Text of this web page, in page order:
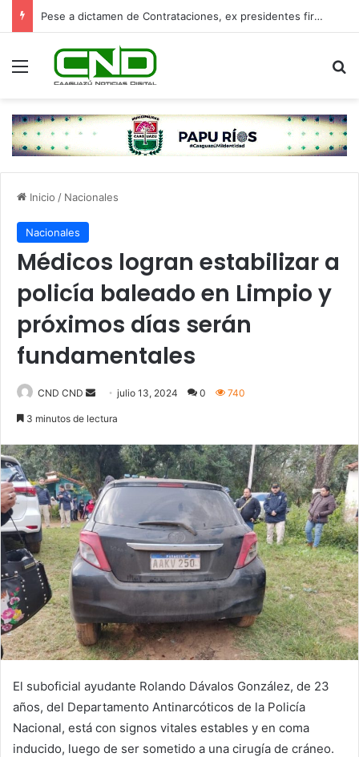
Pese a dictamen de Contrataciones, ex presidentes firmaron las adendas
Menú
Inicio / Nacionales
Nacionales
Médicos logran estabilizar a
policía baleado en Limpio y
próximos días serán
fundamentales
CND CND
Sendjulio 13, 2024 0 740
3 minutos de lectura
El suboficial ayudante Rolando Dávalos González, de 23
años, del Departamento Antinarcóticos de la Policía
Nacional, está con signos vitales estables y en coma
inducido, luego de ser sometido a una cirugía de cráneo.